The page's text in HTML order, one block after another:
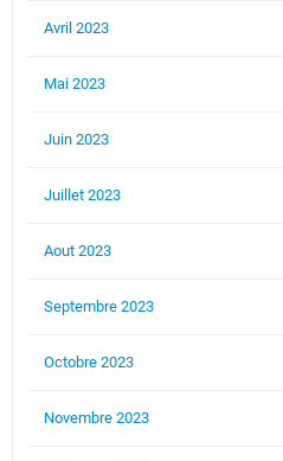
Avril 2023
Mai 2023
Juin 2023
Juillet 2023
Aout 2023
Septembre 2023
Octobre 2023
Novembre 2023